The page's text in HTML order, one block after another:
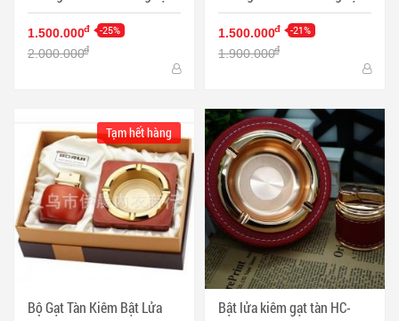
Sang TRọng Màu Đen - Mã
SP: PKXG356
1.500.000đ -25%
2.000.000đ
Sang TRọng Màu Bạc - Mã
SP: PKXG353
1.500.000đ -21%
1.900.000đ
Bộ Gạt Tàn Kiêm Bật Lửa
Tạm hết hàng
Bật lửa kiêm gạt tàn HC-